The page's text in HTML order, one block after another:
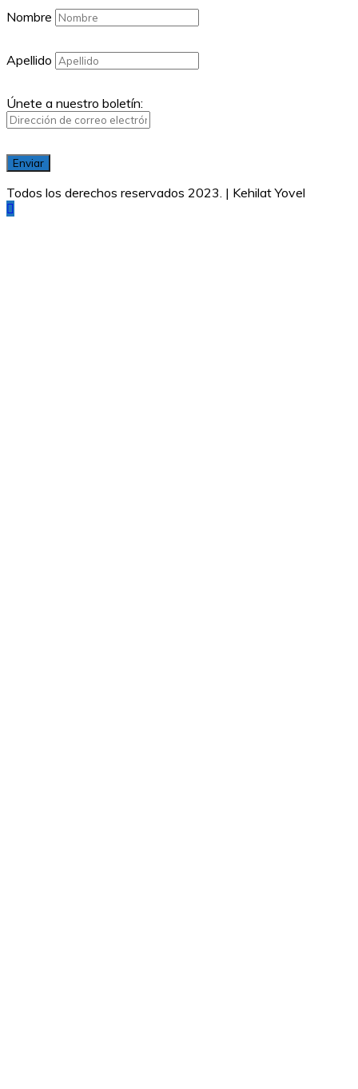
Nombre
Apellido
Únete a nuestro boletín:
Todos los derechos reservados 2023. | Kehilat Yovel